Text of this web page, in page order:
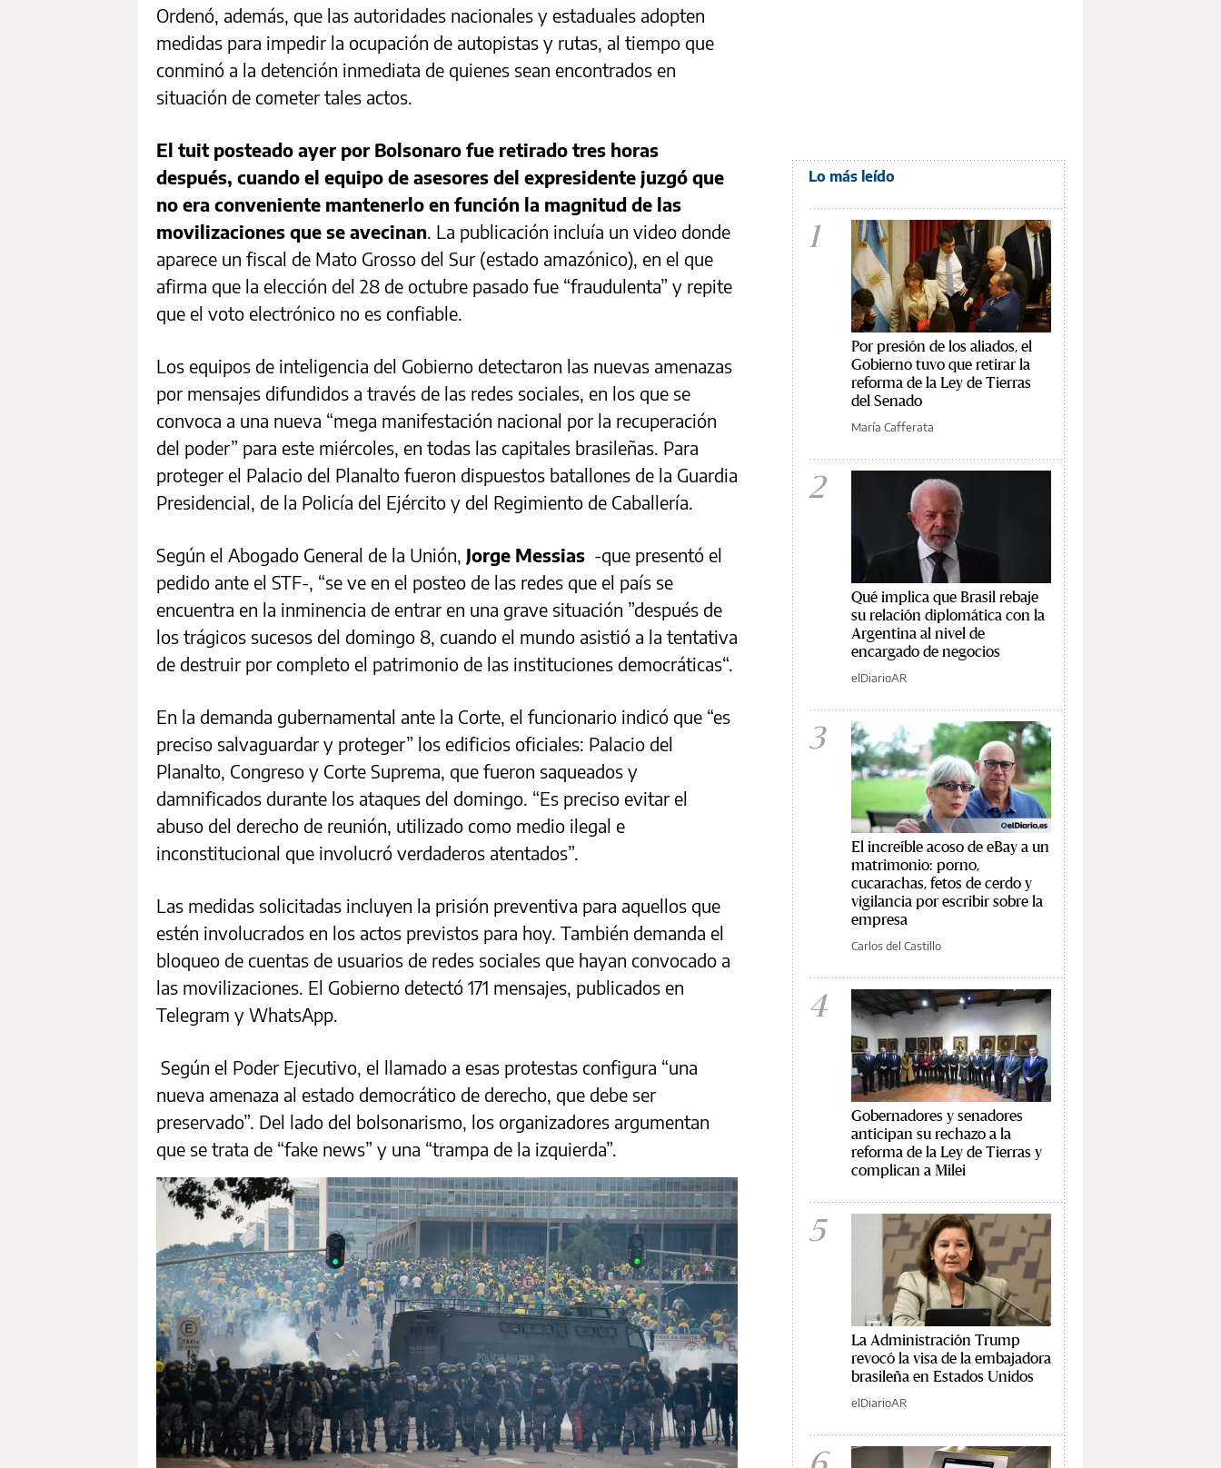
Ordenó, además, que las autoridades nacionales y estaduales adopten
medidas para impedir la ocupación de autopistas y rutas, al tiempo que
conminó a la detención inmediata de quienes sean encontrados en
situación de cometer tales actos.
El tuit posteado ayer por Bolsonaro fue retirado tres horas
después, cuando el equipo de asesores del expresidente juzgó que
no era conveniente mantenerlo en función la magnitud de las
movilizaciones que se avecinan. La publicación incluía un video donde
aparece un fiscal de Mato Grosso del Sur (estado amazónico), en el que
afirma que la elección del 28 de octubre pasado fue “fraudulenta” y repite
que el voto electrónico no es confiable.
Los equipos de inteligencia del Gobierno detectaron las nuevas amenazas
por mensajes difundidos a través de las redes sociales, en los que se
convoca a una nueva “mega manifestación nacional por la recuperación
del poder” para este miércoles, en todas las capitales brasileñas. Para
proteger el Palacio del Planalto fueron dispuestos batallones de la Guardia
Presidencial, de la Policía del Ejército y del Regimiento de Caballería.
Según el Abogado General de la Unión, Jorge Messias -que presentó el
pedido ante el STF-, “se ve en el posteo de las redes que el país se
encuentra en la inminencia de entrar en una grave situación ”después de
los trágicos sucesos del domingo 8, cuando el mundo asistió a la tentativa
de destruir por completo el patrimonio de las instituciones democráticas“.
En la demanda gubernamental ante la Corte, el funcionario indicó que “es
preciso salvaguardar y proteger” los edificios oficiales: Palacio del
Planalto, Congreso y Corte Suprema, que fueron saqueados y
damnificados durante los ataques del domingo. “Es preciso evitar el
abuso del derecho de reunión, utilizado como medio ilegal e
inconstitucional que involucró verdaderos atentados”.
Las medidas solicitadas incluyen la prisión preventiva para aquellos que
estén involucrados en los actos previstos para hoy. También demanda el
bloqueo de cuentas de usuarios de redes sociales que hayan convocado a
las movilizaciones. El Gobierno detectó 171 mensajes, publicados en
Telegram y WhatsApp.
Según el Poder Ejecutivo, el llamado a esas protestas configura “una
nueva amenaza al estado democrático de derecho, que debe ser
preservado”. Del lado del bolsonarismo, los organizadores argumentan
que se trata de “fake news” y una “trampa de la izquierda”.
Lo más leído
1
Por presión de los aliados, el
Gobierno tuvo que retirar la
reforma de la Ley de Tierras
del Senado
María Cafferata
2
Qué implica que Brasil rebaje
su relación diplomática con la
Argentina al nivel de
encargado de negocios
elDiarioAR
3
El increíble acoso de eBay a un
matrimonio: porno,
cucarachas, fetos de cerdo y
vigilancia por escribir sobre la
empresa
Carlos del Castillo
4
Gobernadores y senadores
anticipan su rechazo a la
reforma de la Ley de Tierras y
complican a Milei
5
La Administración Trump
revocó la visa de la embajadora
brasileña en Estados Unidos
elDiarioAR